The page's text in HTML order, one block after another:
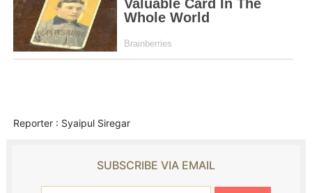
Reporter : Syaipul Siregar
SUBSCRIBE VIA EMAIL